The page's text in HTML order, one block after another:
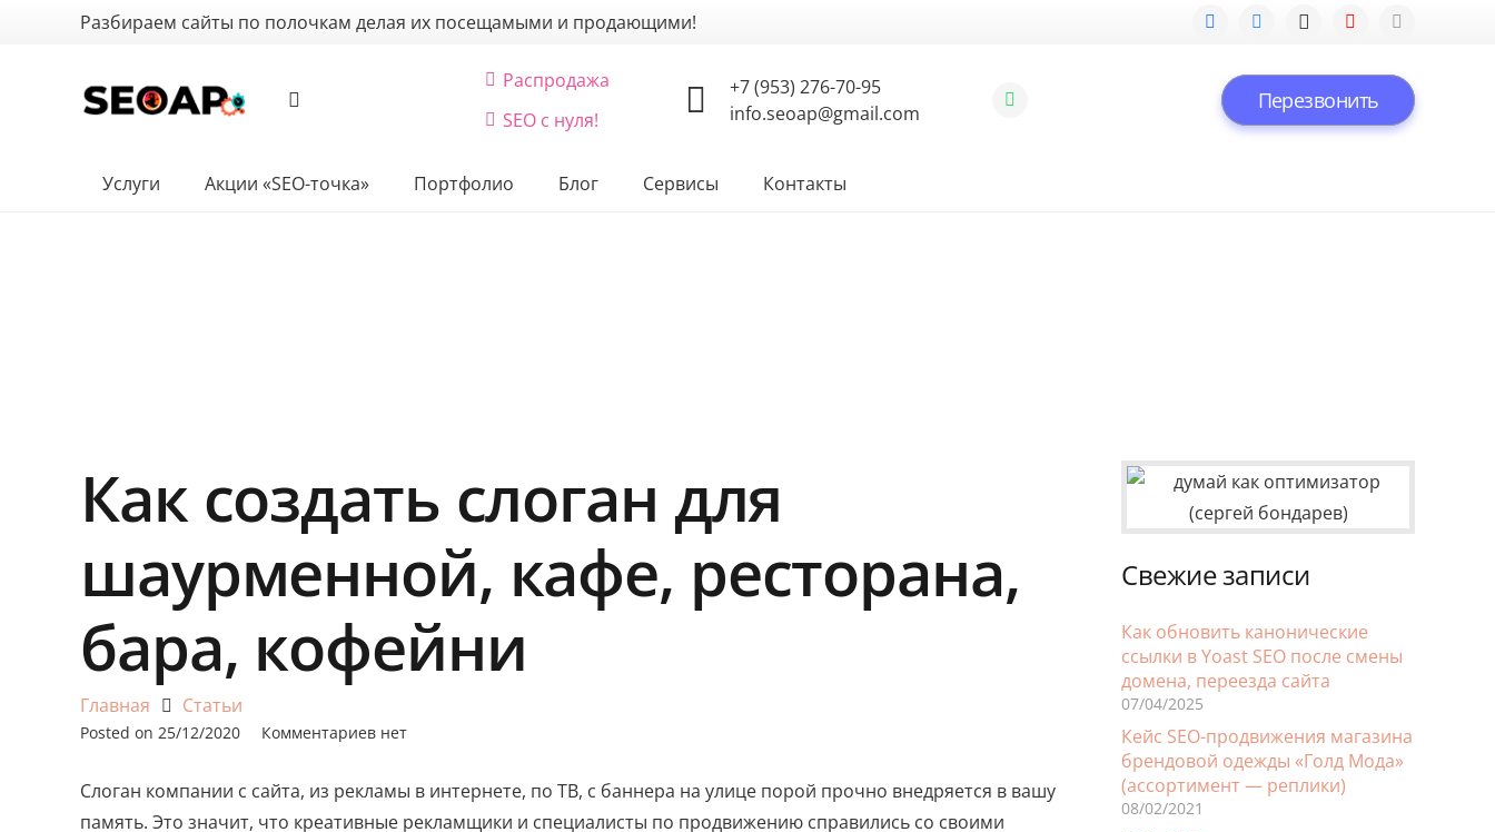
Разбираем сайты по полочкам делая их посещамыми и продающими!
Распродажа
SEO с нуля!
+7 (953) 276-70-95
info.seoap@gmail.com
Перезвонить
Услуги Акции «SEO-точка» Портфолио Блог Сервисы Контакты
Как создать слоган для
шаурменной, кафе, ресторана,
бара, кофейни
Главная Статьи
Posted on 25/12/2020 Комментариев нет
Слоган компании с сайта, из рекламы в интернете, по ТВ, с баннера на улице порой прочно внедряется в вашу
память. Это значит, что креативные рекламщики и специалисты по продвижению справились со своими
Свежие записи
Как обновить канонические
ссылки в Yoast SEO после смены
домена, переезда сайта
07/04/2025
Кейс SEO-продвижения магазина
брендовой одежды «Голд Мода»
(ассортимент — реплики)
08/02/2021